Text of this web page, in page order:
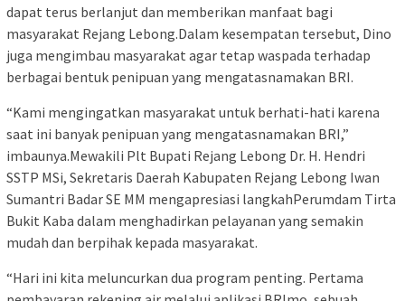
dapat terus berlanjut dan memberikan manfaat bagi
masyarakat Rejang Lebong.Dalam kesempatan tersebut, Dino
juga mengimbau masyarakat agar tetap waspada terhadap
berbagai bentuk penipuan yang mengatasnamakan BRI.
“Kami mengingatkan masyarakat untuk berhati-hati karena
saat ini banyak penipuan yang mengatasnamakan BRI,”
imbaunya.Mewakili Plt Bupati Rejang Lebong Dr. H. Hendri
SSTP MSi, Sekretaris Daerah Kabupaten Rejang Lebong Iwan
Sumantri Badar SE MM mengapresiasi langkahPerumdam Tirta
Bukit Kaba dalam menghadirkan pelayanan yang semakin
mudah dan berpihak kepada masyarakat.
“Hari ini kita meluncurkan dua program penting. Pertama